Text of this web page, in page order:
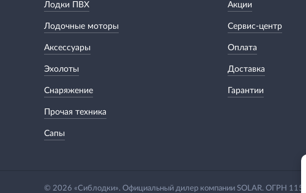
Лодки ПВХ
Лодочные моторы
Аксессуары
Эхолоты
Снаряжение
Прочая техника
Сапы
Акции
Сервис-центр
Оплата
Доставка
Гарантии
© 2026 «Сиблодки». Официальный дилер компании SOLAR. ОГРН